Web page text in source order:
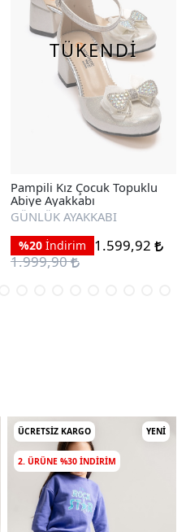
TÜKENDİ
Pampili Kız Çocuk Topuklu
Abiye Ayakkabı
GÜNLÜK AYAKKABI
%20 İndirim
1.599,92
1.999,90
ÜCRETSIZ KARGO YENI
2. ÜRÜNE %30 INDIRIM